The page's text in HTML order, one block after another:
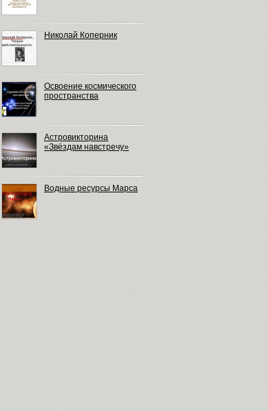
Николай Коперник
Освоение космического
пространства
Астровикторина
«Звёздам навстречу»
Водные ресурсы Марса